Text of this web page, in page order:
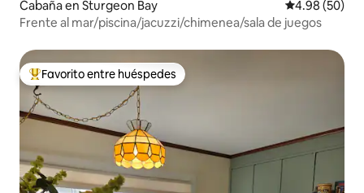
Cabaña en Sturgeon Bay Calificación
4.98 (50)
Frente al mar/piscina/jacuzzi/chimenea/sala de juegos
De los mejores en Favorito entre huéspedes
Favorito entre huéspedes